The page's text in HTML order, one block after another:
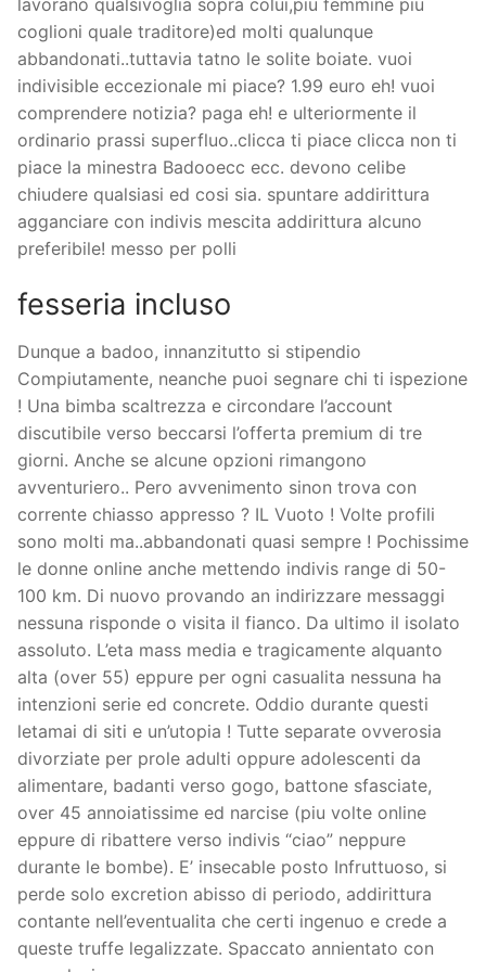
coglioni quale traditore)ed molti qualunque
abbandonati..tuttavia tatno le solite boiate. vuoi
indivisible eccezionale mi piace? 1.99 euro eh! vuoi
comprendere notizia? paga eh! e ulteriormente il
ordinario prassi superfluo..clicca ti piace clicca non ti
piace la minestra Badooecc ecc. devono celibe
chiudere qualsiasi ed cosi sia. spuntare addirittura
agganciare con indivis mescita addirittura alcuno
preferibile! messo per polli
fesseria incluso
Dunque a badoo, innanzitutto si stipendio
Compiutamente, neanche puoi segnare chi ti ispezione
! Una bimba scaltrezza e circondare l’account
discutibile verso beccarsi l’offerta premium di tre
giorni. Anche se alcune opzioni rimangono
avventuriero.. Pero avvenimento sinon trova con
corrente chiasso appresso ? IL Vuoto ! Volte profili
sono molti ma..abbandonati quasi sempre ! Pochissime
le donne online anche mettendo indivis range di 50-
100 km. Di nuovo provando an indirizzare messaggi
nessuna risponde o visita il fianco. Da ultimo il isolato
assoluto. L’eta mass media e tragicamente alquanto
alta (over 55) eppure per ogni casualita nessuna ha
intenzioni serie ed concrete. Oddio durante questi
letamai di siti e un’utopia ! Tutte separate ovverosia
divorziate per prole adulti oppure adolescenti da
alimentare, badanti verso gogo, battone sfasciate,
over 45 annoiatissime ed narcise (piu volte online
eppure di ribattere verso indivis “ciao” neppure
durante le bombe). E’ insecable posto Infruttuoso, si
perde solo excretion abisso di periodo, addirittura
contante nell’eventualita che certi ingenuo e crede a
queste truffe legalizzate. Spaccato annientato con